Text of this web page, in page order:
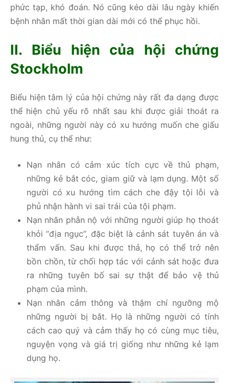
phức tạp, khó đoán. Nó cũng kéo dài lâu ngày khiến
bệnh nhân mất thời gian dài mới có thể phục hồi.
II. Biểu hiện của hội chứng
Stockholm
Biểu hiện tâm lý của hội chứng này rất đa dạng được
thể hiện chủ yếu rõ nhất sau khi được giải thoát ra
ngoài, những người này có xu hướng muốn che giấu
hung thủ, cụ thể như:
Nạn nhân có cảm xúc tích cực về thủ phạm,
những kẻ bắt cóc, giam giữ và lạm dụng. Một số
người có xu hướng tìm cách che đậy tội lỗi và
phủ nhận hành vi sai trái của tội phạm.
Nạn nhân phẫn nộ với những người giúp họ thoát
khỏi “địa ngục”, đặc biệt là cảnh sát tuyên án và
thẩm vấn. Sau khi được thả, họ có thể trở nên
bồn chồn, từ chối hợp tác với cảnh sát hoặc đưa
ra những tuyên bố sai sự thật để bảo vệ thủ
phạm của mình.
Nạn nhân cảm thông và thậm chí ngưỡng mộ
những người bị bắt. Họ là những người có tính
cách cao quý và cảm thấy họ có cùng mục tiêu,
nguyện vọng và giá trị giống như những kẻ lạm
dụng họ.